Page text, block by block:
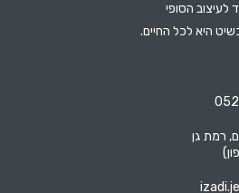
לעיצוב הסופי
היא לכל החיים.
רמת גן